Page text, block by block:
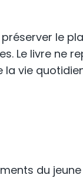
le
Le livre ne
vie
du